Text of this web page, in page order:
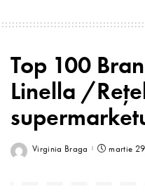
Top 100
Linella /
Virginia Braga martie